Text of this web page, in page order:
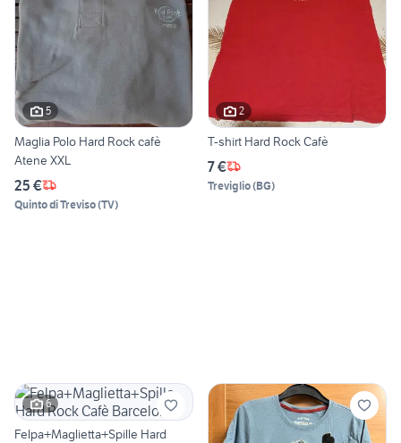
5
Maglia Polo Hard Rock cafè
Atene XXL
25 €
Quinto di Treviso(TV)
2
T-shirt Hard Rock Cafè
7 €
Treviglio(BG)
6
Felpa+Maglietta+Spille Hard